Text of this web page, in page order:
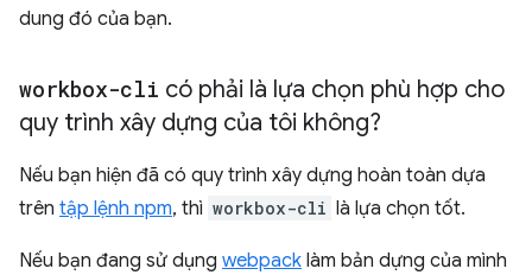
dung đó của bạn.
workbox-cli có phải là lựa chọn phù hợp cho
quy trình xây dựng của tôi không?
Nếu bạn hiện đã có quy trình xây dựng hoàn toàn dựa
trên tập lệnh npm, thì workbox-cli là lựa chọn tốt.
Nếu bạn đang sử dụng webpack làm bản dựng của mình